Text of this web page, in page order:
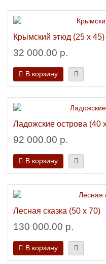
Крымский этюд (25 х 45)
32 000.00 р.
В корзину
Ладожские острова (40
92 000.00 р.
В корзину
Лесная сказка (50 х 70)
130 000.00 р.
В корзину